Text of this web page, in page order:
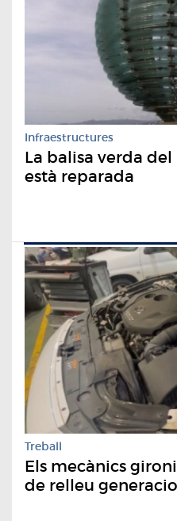
Infraestructures
La balisa verda
està reparada
Treball
Els mecànics
de relleu